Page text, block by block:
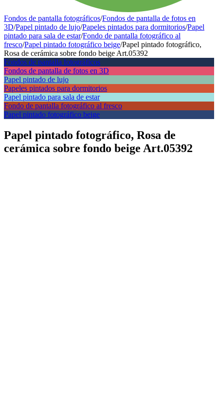
Fondos de pantalla fotográficos/Fondos de pantalla de fotos en
3D/Papel pintado de lujo/Papeles pintados para dormitorios/Papel
pintado para sala de estar/Fondo de pantalla fotográfico al
fresco/Papel pintado fotográfico beige/Papel pintado fotográfico,
Rosa de cerámica sobre fondo beige Art.05392
Fondos de pantalla fotográficos
Fondos de pantalla de fotos en 3D
Papel pintado de lujo
Papeles pintados para dormitorios
Papel pintado para sala de estar
Fondo de pantalla fotográfico al fresco
Papel pintado fotográfico beige
Papel pintado fotográfico, Rosa de
cerámica sobre fondo beige Art.05392